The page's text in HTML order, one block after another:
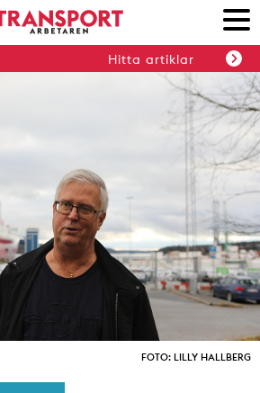
Hitta artiklar
FOTO: LILLY HALLBERG